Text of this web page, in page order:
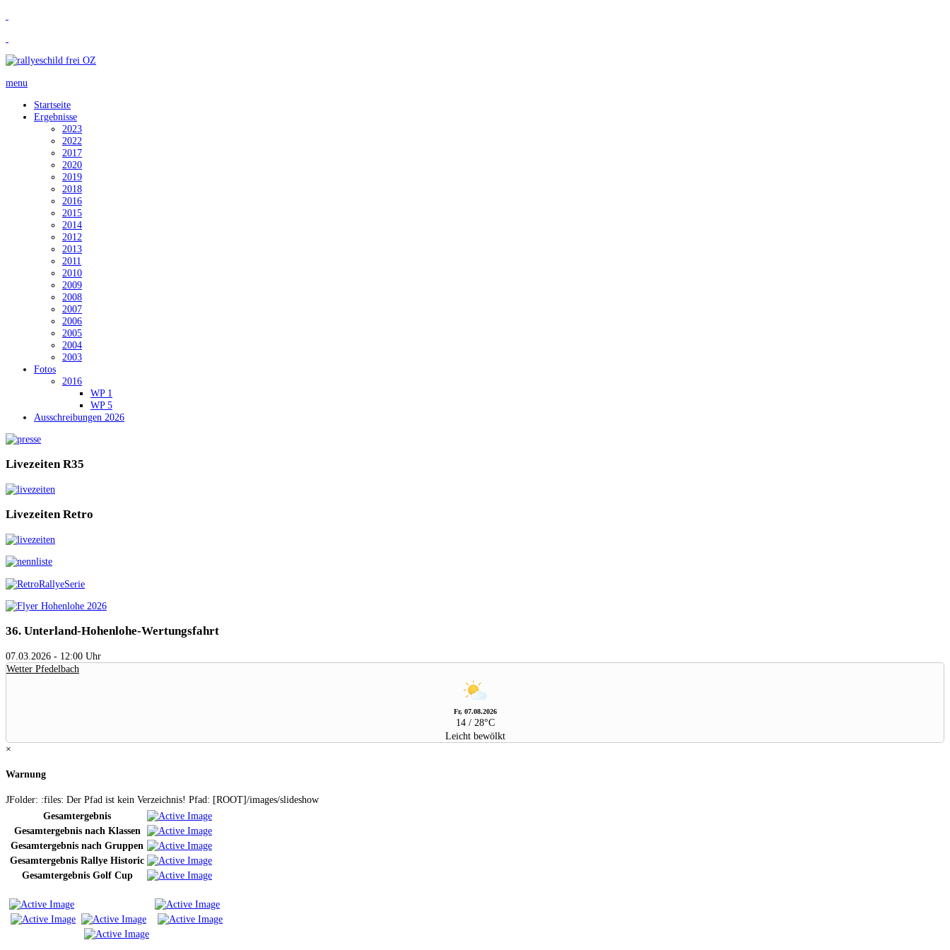
menu
Startseite
Ergebnisse
2023
2022
2017
2020
2019
2018
2016
2015
2014
2012
2013
2011
2010
2009
2008
2007
2006
2005
2004
2003
Fotos
2016
WP 1
WP 5
Ausschreibungen 2026
LivezeitenR35
LivezeitenRetro
36. Unterland-Hohenlohe-Wertungsfahrt
07.03.2026 - 12:00 Uhr
Wetter Pfedelbach
Fr, 07.08.2026
14 / 28°C
Leicht bewölkt
×
Warnung
JFolder: :files: Der Pfad ist kein Verzeichnis! Pfad: [ROOT]/images/slideshow
Gesamtergebnis
Gesamtergebnis nach Klassen
Gesamtergebnis nach Gruppen
Gesamtergebnis Rallye Historic
Gesamtergebnis Golf Cup